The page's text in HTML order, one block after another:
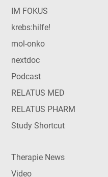
IM FOKUS
krebs:hilfe!
mol-onko
nextdoc
Podcast
RELATUS MED
RELATUS PHARM
Study Shortcut
Therapie News
Video